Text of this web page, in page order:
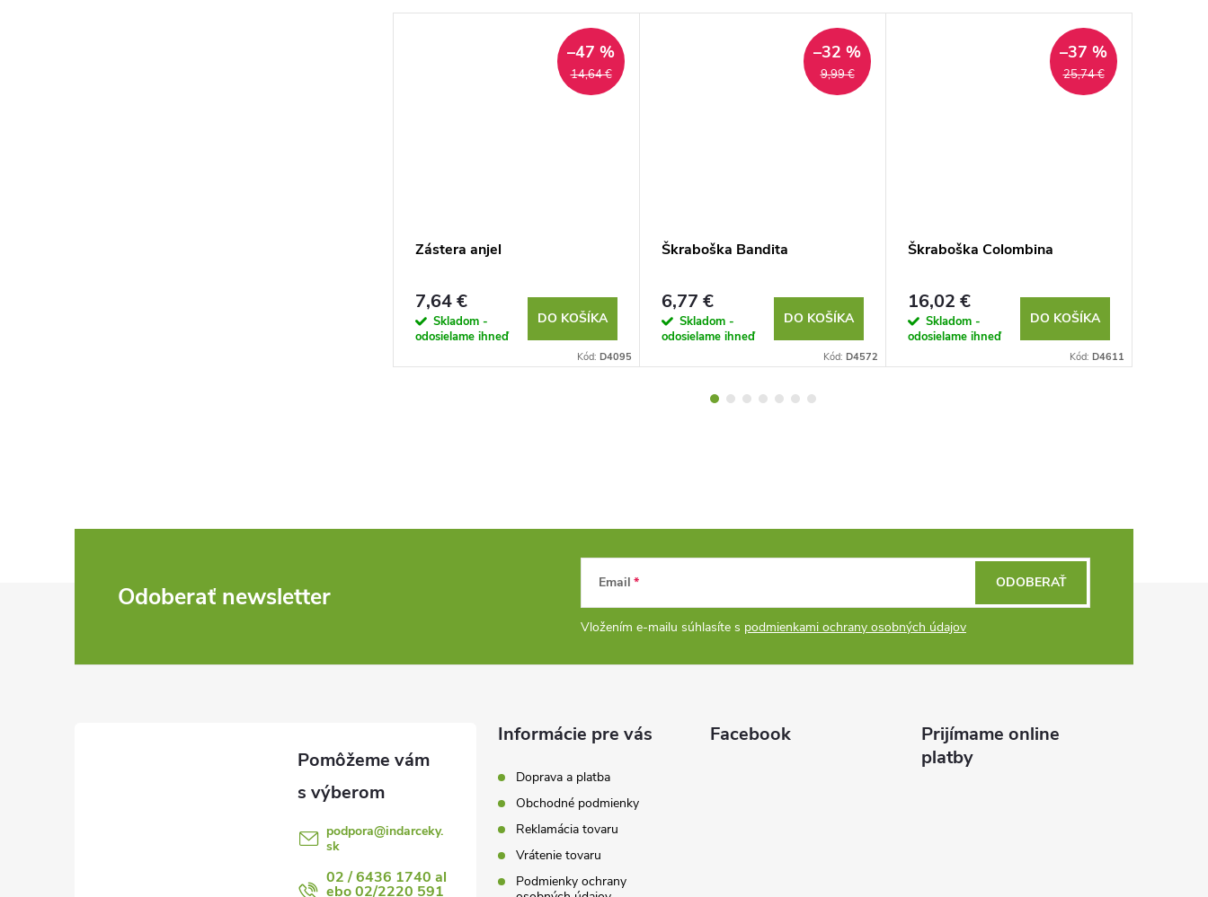
14,64 €
–47 %
Zástera anjel
7,64 €
Skladom -
odosielame ihneď
DO KOŠÍKA
Kód: D4095
9,99 €
–32 %
Škraboška Bandita
6,77 €
Skladom -
odosielame ihneď
DO KOŠÍKA
Kód: D4572
25,74 €
–37 %
Škraboška Colombina
16,02 €
Skladom -
odosielame ihneď
DO KOŠÍKA
Kód: D4611
Odoberať newsletter Email
Vložením e-mailu súhlasíte s podmienkami ochrany osobných údajov
ODOBERAŤ
podpora@indarceky.
sk
02 / 6436 1740 al
ebo 02/2220 591
Informácie pre vás
Doprava a platba
Obchodné podmienky
Reklamácia tovaru
Vrátenie tovaru
Podmienky ochrany
Facebook
Prijímame online
platby